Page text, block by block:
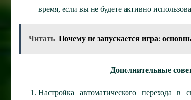
время, если вы не будете активно
Читать Почему не запускается игра:
Дополнительные
Настройка автоматического перехода в